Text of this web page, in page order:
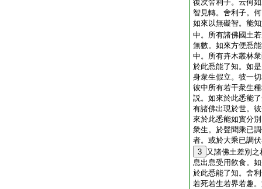
復次舍利子。云何
智見轉。舍利子。
如來以無礙智。能
中。所有諸佛國土
無數。如來方便悉
中。所有卉木叢林
於此悉能了知。如
身衆生假立。彼一
彼中所有若干衆生
説。如來於此悉能
有諸佛出現於世。
來於此悉能如實分
衆生。於聲聞乘已
者。或於大乘已調
3 又諸佛土差別
息出息受用飮食。
於此悉能了知。舍
若死若生若界若趣